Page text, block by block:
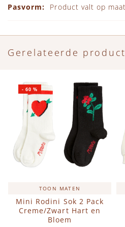
Product valt op maat
Gerelateerde
TOON MATEN
Mini Rodini Sok 2 Pack
Creme/Zwart Hart en
Bloem
-60 %